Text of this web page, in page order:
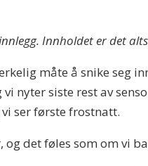
Innholdet er det
måte å snike seg
vi nyter siste rest av
ser første frostnatt.
og det føles som om vi